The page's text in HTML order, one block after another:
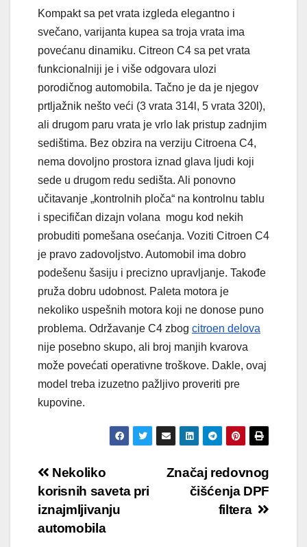
Kompakt sa pet vrata izgleda elegantno i
svečano, varijanta kupea sa troja vrata ima
povećanu dinamiku. Citreon C4 sa pet vrata
funkcionalniji je i više odgovara ulozi
porodičnog automobila. Tačno je da je njegov
prtljažnik nešto veći (3 vrata 314l, 5 vrata 320l),
ali drugom paru vrata je vrlo lak pristup zadnjim
sedištima. Bez obzira na verziju Citroena C4,
nema dovoljno prostora iznad glava ljudi koji
sede u drugom redu sedišta. Ali ponovno
učitavanje „kontrolnih ploča“ na kontrolnu tablu
i specifičan dizajn volana mogu kod nekih
probuditi pomešana osećanja. Voziti Citroen C4
je pravo zadovoljstvo. Automobil ima dobro
podešenu šasiju i precizno upravljanje. Takođe
pruža dobru udobnost. Paleta motora je
nekoliko uspešnih motora koji ne donose puno
problema. Održavanje C4 zbog citroen delova
nije posebno skupo, ali broj manjih kvarova
može povećati operativne troškove. Dakle, ovaj
model treba izuzetno pažljivo proveriti pre
kupovine.
Кретање
чланка
Značaj redovnog
čišćenja DPF
filtera
Nekoliko
korisnih saveta pri
iznajmljivanju
automobila